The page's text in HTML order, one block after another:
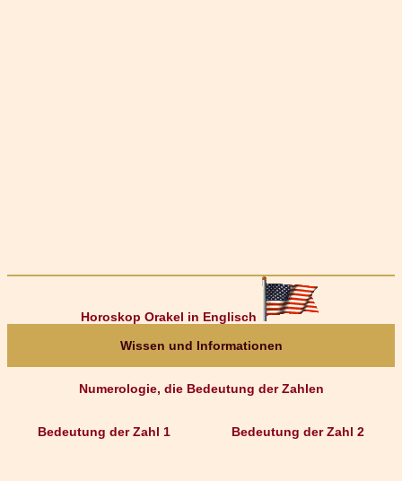
Horoskop Orakel in Englisch
Wissen und Informationen
Numerologie, die Bedeutung der Zahlen
Bedeutung der Zahl 1 Bedeutung der Zahl 2